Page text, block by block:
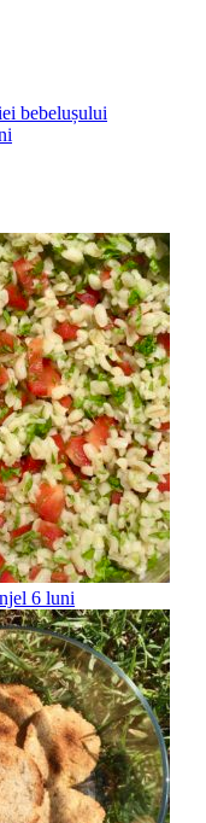
bebelușului
6 luni